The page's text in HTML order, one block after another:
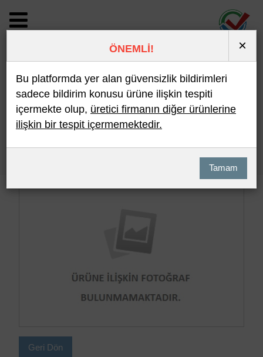
BİLDİRİM DETAYI
Son 10 Bildirim En Çok İncelenen
Geri Dön
ÖNEMLİ! ×
Bu platformda yer alan güvensizlik bildirimleri
sadece bildirim konusu ürüne ilişkin tespiti
içermekte olup, üretici firmanın diğer ürünlerine
ilişkin bir tespit içermemektedir.
Tamam